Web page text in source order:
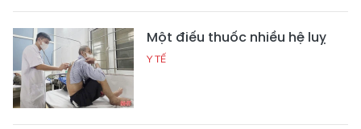
Một điếu thuốc nhiều hệ luỵ
Y TẾ